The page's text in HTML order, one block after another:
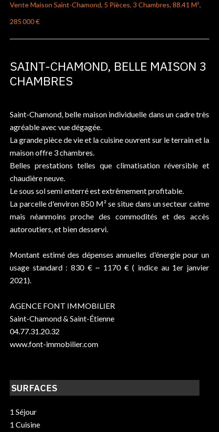
Vente Maison Saint-Chamond, 5 Pièces, 3 Chambres, 88.41 M²,
285 000 €
SAINT-CHAMOND, BELLE MAISON 3
CHAMBRES
Saint-Chamond, belle maison individuelle dans un cadre très
agréable avec vue dégagée.
La grande pièce de vie et la cuisine ouvrent sur le terrain et la
maison offre 3 chambres.
Belles prestations telles que climatisation réversible et
chaudière neuve.
Le sous sol semi enterré est extrêmement profitable.
La parcelle d'environ 850 M² se situe dans un secteur calme
mais néanmoins proche des commodités et des accès
autoroutiers, et bien desservi.
Montant estimé des dépenses annuelles d'énergie pour un
usage standard : 830 € ~ 1170 € ( indice au 1er janvier
2021).
AGENCE FONT IMMOBILIER
Saint-Chamond & Saint-Étienne
04.77.31.20.32
www.font-immobilier.com
SURFACES
1 Séjour
1 Cuisine